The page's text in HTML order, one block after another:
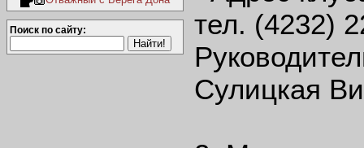
Поиск по сайту:
тел. (4232)
Сулицкая